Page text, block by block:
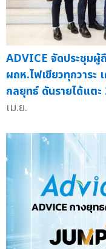
ADVICE จัดประชุม
ผถห.ไฟเขียวทุกวาระ
กลยุทธ์ ดันรายได้แต
เม.ย.